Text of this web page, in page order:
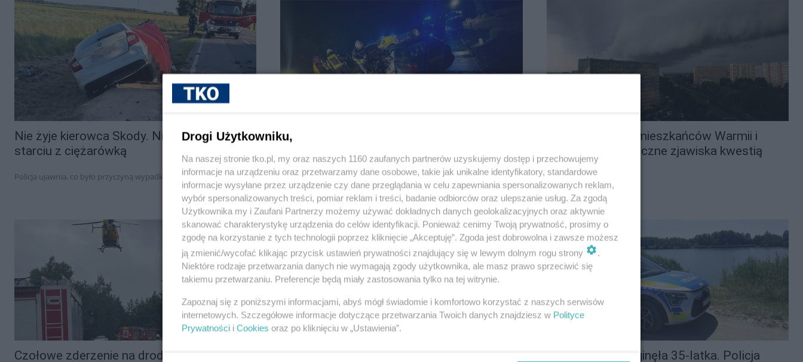
Nie żyje kierowca Skody. Nie miał szans w
starciu z ciężarówką
Policja ujawnia, co było przyczyną wypadku.
Śmiertelny wypadek na drodze krajowej.
Koszmar na drodze!
IMGW ostrzega mieszkańców Warmii i
Mazur. Niebezpieczne zjawiska kwestią
godzin
Synoptycy biją na alarm!
Czołowe zderzenie na drodze krajowej.
Nad jeziorem zaginęła 35-latka. Policja
Drogi Użytkowniku,
Na naszej stronie tko.pl, my oraz naszych 1160 zaufanych partnerów uzyskujemy dostęp i przechowujemy
informacje na urządzeniu oraz przetwarzamy dane osobowe, takie jak unikalne identyfikatory, standardowe
informacje wysyłane przez urządzenie czy dane przeglądania w celu zapewniania spersonalizowanych reklam,
wybór spersonalizowanych treści, pomiar reklam i treści, badanie odbiorców oraz ulepszanie usług. Za zgodą
Użytkownika my i Zaufani Partnerzy możemy używać dokładnych danych geolokalizacyjnych oraz aktywnie
skanować charakterystykę urządzenia do celów identyfikacji. Ponieważ cenimy Twoją prywatność, prosimy o
zgodę na korzystanie z tych technologii poprzez kliknięcie „Akceptuję”. Zgoda jest dobrowolna i zawsze możesz
ją zmienić/wycofać klikając przycisk ustawień prywatności znajdujący się w lewym dolnym rogu strony
.
Niektóre rodzaje przetwarzania danych nie wymagają zgody użytkownika, ale masz prawo sprzeciwić się
takiemu przetwarzaniu. Preferencje będą miały zastosowania tylko na tej witrynie.
Zapoznaj się z poniższymi informacjami, abyś mógł świadomie i komfortowo korzystać z naszych serwisów
internetowych. Szczegółowe informacje dotyczące przetwarzania Twoich danych znajdziesz w Polityce
Prywatności i Cookies oraz po kliknięciu w „Ustawienia”.